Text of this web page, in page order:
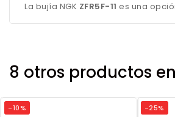
La bujía NGK ZFR5F-11 es una
8 otros productos
-10% -25%